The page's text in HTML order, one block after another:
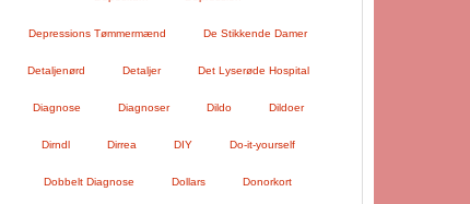
Depressions Tømmermænd De Stikkende Damer
Detaljenørd Detaljer Det Lyserøde Hospital
Diagnose Diagnoser Dildo Dildoer
Dirndl Dirrea DIY Do-it-yourself
Dobbelt Diagnose Dollars Donorkort